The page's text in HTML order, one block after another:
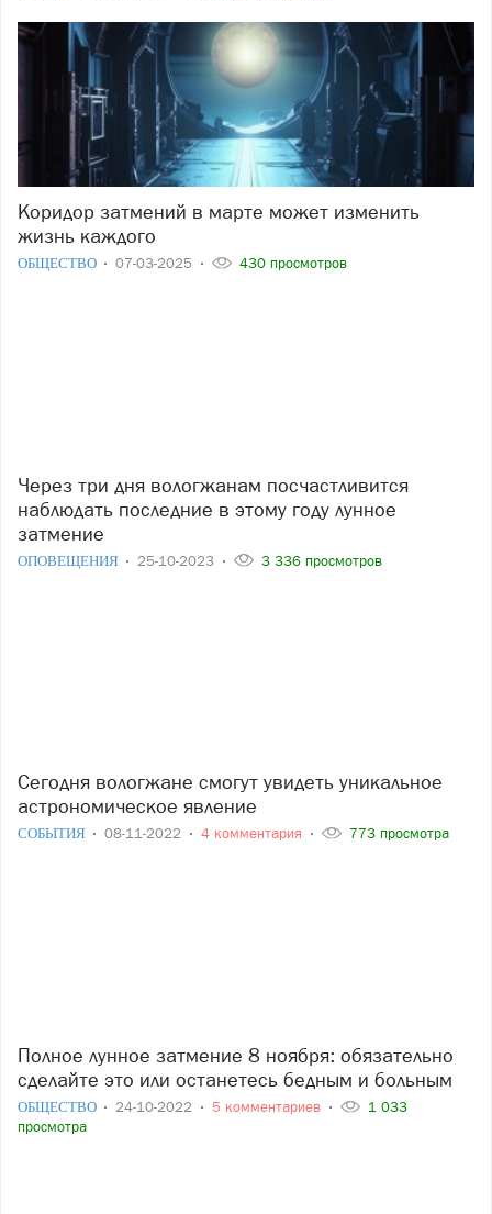
Коридор затмений в марте может изменить
жизнь каждого
ОБЩЕСТВО 07-03-2025 430 просмотров
Через три дня вологжанам посчастливится
наблюдать последние в этому году лунное
затмение
ОПОВЕЩЕНИЯ 25-10-2023 3 336 просмотров
Сегодня вологжане смогут увидеть уникальное
астрономическое явление
СОБЫТИЯ 08-11-2022 4 комментария 773 просмотра
Полное лунное затмение 8 ноября: обязательно
сделайте это или останетесь бедным и больным
ОБЩЕСТВО 24-10-2022 5 комментариев
1 033
просмотра